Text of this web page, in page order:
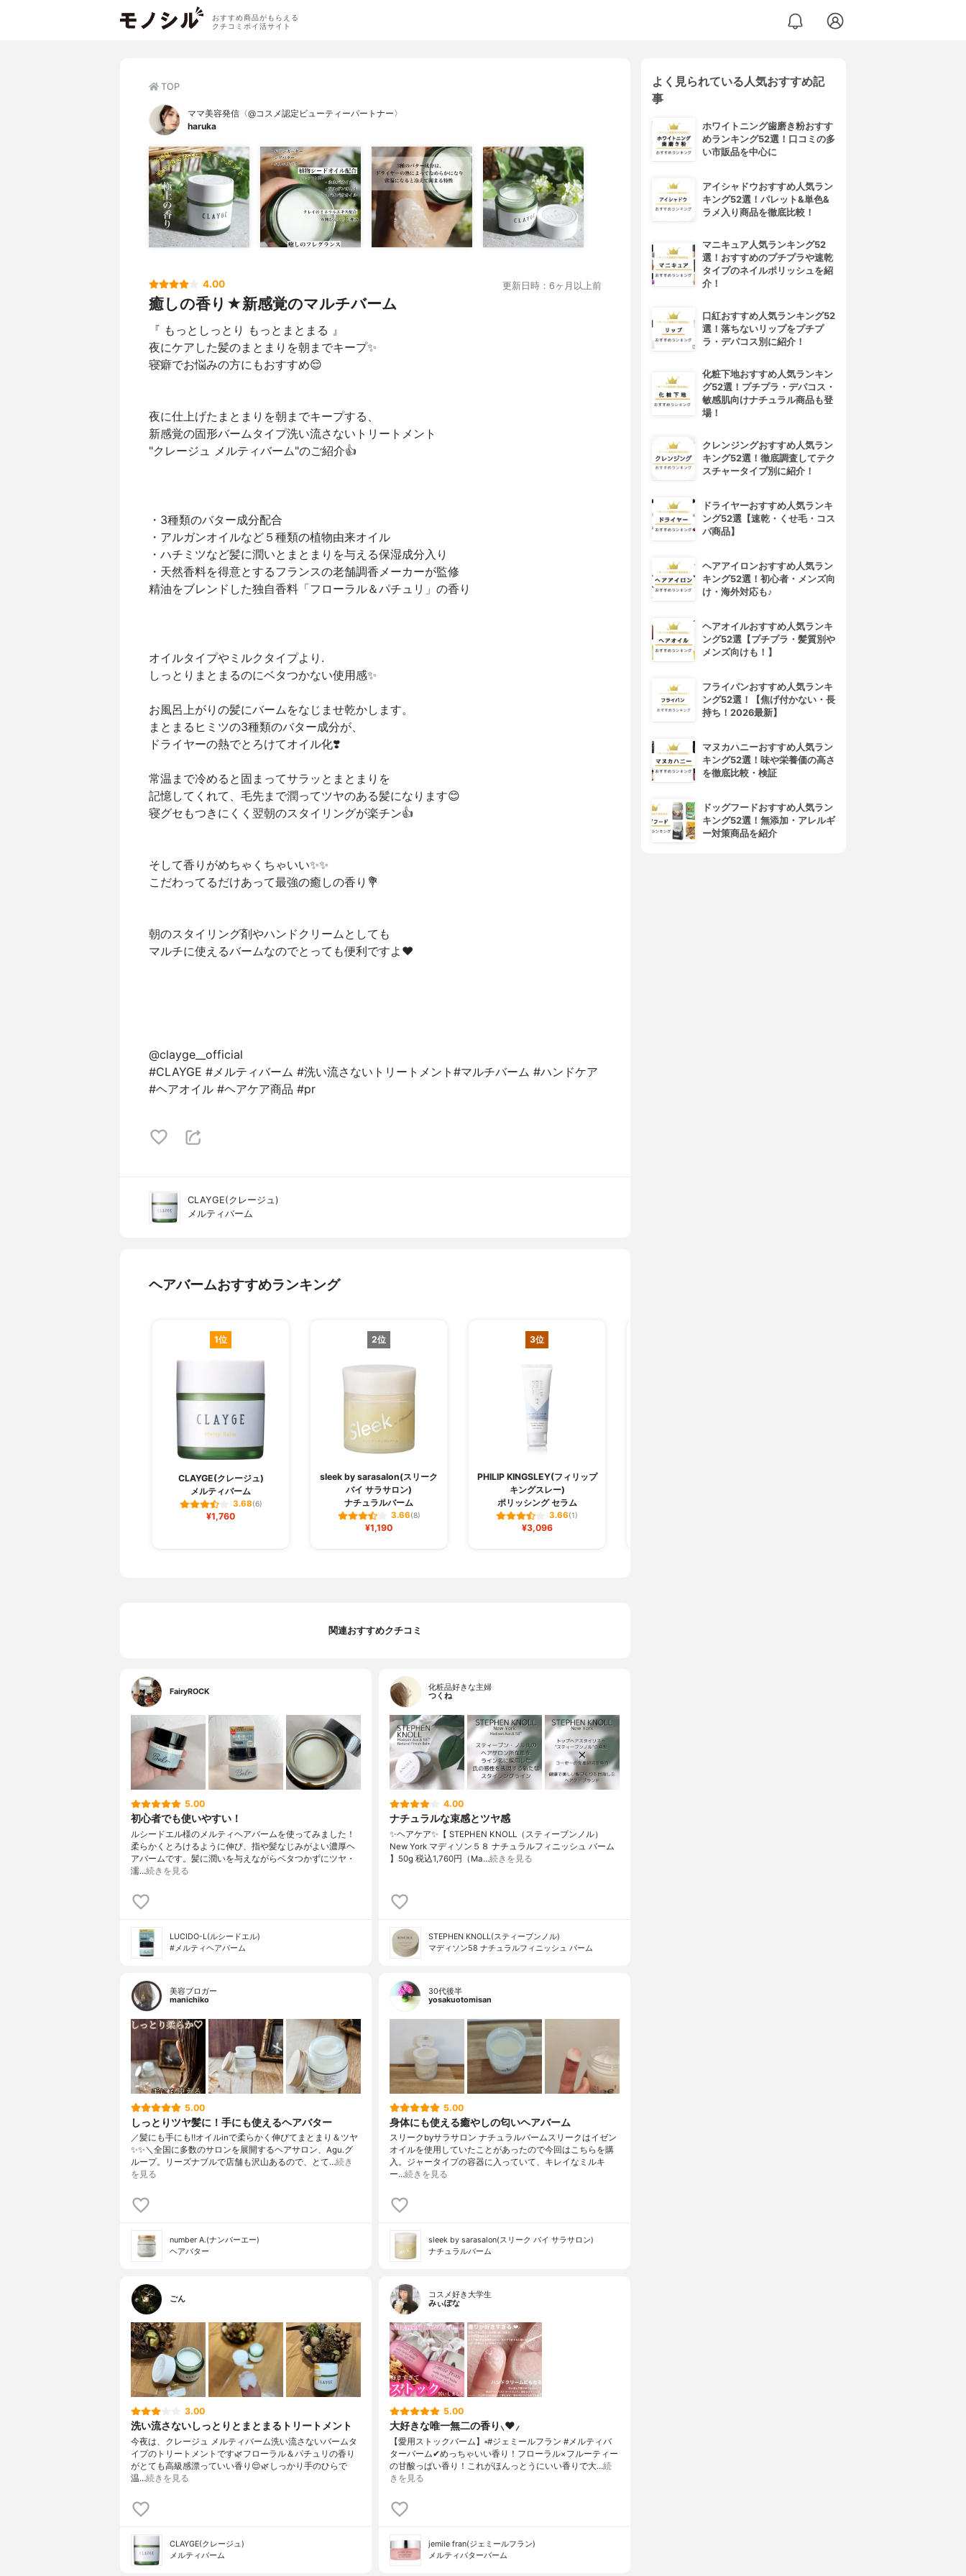
おすすめ商品がもらえる
クチコミポイ活サイト
TOP
ママ美容発信〈@コスメ認定ビューティーパートナー〉
haruka
4.00 更新日時：6ヶ月以上前
癒しの香り★新感覚のマルチバーム
『 もっとしっとり もっとまとまる 』
夜にケアした髪のまとまりを朝までキープ✨
寝癖でお悩みの方にもおすすめ😌
夜に仕上げたまとまりを朝までキープする、
新感覚の固形バームタイプ洗い流さないトリートメント
"クレージュ メルティバーム"のご紹介👍
・3種類のバター成分配合
・アルガンオイルなど５種類の植物由来オイル
・ハチミツなど髪に潤いとまとまりを与える保湿成分入り
・天然香料を得意とするフランスの老舗調香メーカーが監修
精油をブレンドした独自香料「フローラル＆パチュリ」の香り
オイルタイプやミルクタイプより.
しっとりまとまるのにベタつかない使用感✨
お風呂上がりの髪にバームをなじませ乾かします。
まとまるヒミツの3種類のバター成分が、
ドライヤーの熱でとろけてオイル化❣️
常温まで冷めると固まってサラッとまとまりを
記憶してくれて、毛先まで潤ってツヤのある髪になります😊
寝グセもつきにくく翌朝のスタイリングが楽チン👍
そして香りがめちゃくちゃいい✨✨
こだわってるだけあって最強の癒しの香り💐
朝のスタイリング剤やハンドクリームとしても
マルチに使えるバームなのでとっても便利ですよ❤️
@clayge__official
#CLAYGE #メルティバーム #洗い流さないトリートメント#マルチバーム #ハンドケア
#ヘアオイル #ヘアケア商品 #pr
CLAYGE(クレージュ)
メルティバーム
ヘアバームおすすめランキング
1位
CLAYGE(クレージュ)
メルティバーム
3.68(6)
¥1,760
2位
sleek by sarasalon(スリーク
バイ サラサロン)
ナチュラルバーム
3.66(8)
¥1,190
3位
PHILIP KINGSLEY(フィリップ
キングスレー)
ポリッシング セラム
3.66(1)
¥3,096
関連おすすめクチコミ
FairyROCK
5.00
初心者でも使いやすい！
ルシードエル様のメルティヘアバームを使ってみました！
柔らかくとろけるように伸び、指や髪なじみがよい濃厚ヘ
アバームです。髪に潤いを与えながらベタつかずにツヤ・
濡…続きを見る
LUCIDO-L(ルシードエル)
#メルティヘアバーム
化粧品好きな主婦
つくね
4.00
ナチュラルな束感とツヤ感
✨ヘアケア✨【 STEPHEN KNOLL（スティーブンノル）
New York マディソン５８ ナチュラルフィニッシュ バーム
】50g 税込1,760円（Ma…続きを見る
STEPHEN KNOLL(スティーブンノル)
マディソン58 ナチュラルフィニッシュ バーム
美容ブロガー
manichiko
5.00
しっとりツヤ髪に！手にも使えるヘアバター
／髪にも手にも‼︎オイルinで柔らかく伸びてまとまり＆ツヤ
✨✨＼全国に多数のサロンを展開するヘアサロン、Agu.グ
ループ。リーズナブルで店舗も沢山あるので、とて…続き
を見る
number A.(ナンバーエー)
ヘアバター
30代後半
yosakuotomisan
5.00
身体にも使える癒やしの匂いヘアバーム
スリークbyサラサロン ナチュラルバームスリークはイゼン
オイルを使用していたことがあったので今回はこちらを購
入。ジャータイプの容器に入っていて、キレイなミルキ
ー…続きを見る
sleek by sarasalon(スリーク バイ サラサロン)
ナチュラルバーム
ごん
3.00
洗い流さないしっとりとまとまるトリートメント
今夜は、クレージュ メルティバーム洗い流さないバームタ
イプのトリートメントです🌿フローラル＆パチュリの香り
がとても高級感漂っていい香り😌🌿しっかり手のひらで
温…続きを見る
CLAYGE(クレージュ)
メルティバーム
コスメ好き大学生
みぃぽな
5.00
大好きな唯一無二の香り⸜❤︎⸝‍
【愛用ストックバーム】▫️#ジェミールフラン #メルティバ
ターバーム✔めっちゃいい香り！フローラル×フルーティー
の甘酸っぱい香り！これがほんっとうにいい香りで大…続
きを見る
jemile fran(ジェミールフラン)
メルティバターバーム
よく見られている人気おすすめ記
事
ホワイトニング歯磨き粉おすす
めランキング52選！口コミの多
い市販品を中心に
アイシャドウおすすめ人気ラン
キング52選！パレット&単色&
ラメ入り商品を徹底比較！
マニキュア人気ランキング52
選！おすすめのプチプラや速乾
タイプのネイルポリッシュを紹
介！
口紅おすすめ人気ランキング52
選！落ちないリップをプチプ
ラ・デパコス別に紹介！
化粧下地おすすめ人気ランキン
グ52選！プチプラ・デパコス・
敏感肌向けナチュラル商品も登
場！
クレンジングおすすめ人気ラン
キング52選！徹底調査してテク
スチャータイプ別に紹介！
ドライヤーおすすめ人気ランキ
ング52選【速乾・くせ毛・コス
パ商品】
ヘアアイロンおすすめ人気ラン
キング52選！初心者・メンズ向
け・海外対応も♪
ヘアオイルおすすめ人気ランキ
ング52選【プチプラ・髪質別や
メンズ向けも！】
フライパンおすすめ人気ランキ
ング52選！【焦げ付かない・長
持ち！2026最新】
マヌカハニーおすすめ人気ラン
キング52選！味や栄養価の高さ
を徹底比較・検証
ドッグフードおすすめ人気ラン
キング52選！無添加・アレルギ
ー対策商品を紹介